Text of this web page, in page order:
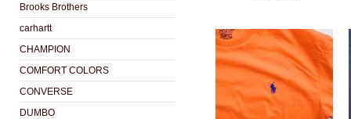
Brooks Brothers
carhartt
CHAMPION
COMFORT COLORS
CONVERSE
DUMBO